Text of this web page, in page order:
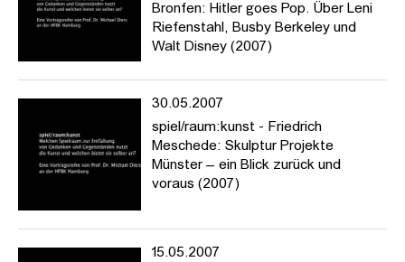
Bronfen: Hitler goes Pop. Über Leni
Riefenstahl, Busby Berkeley und
Walt Disney (2007)
30.05.2007
spiel/raum:kunst - Friedrich
Meschede: Skulptur Projekte
Münster – ein Blick zurück und
voraus (2007)
15.05.2007